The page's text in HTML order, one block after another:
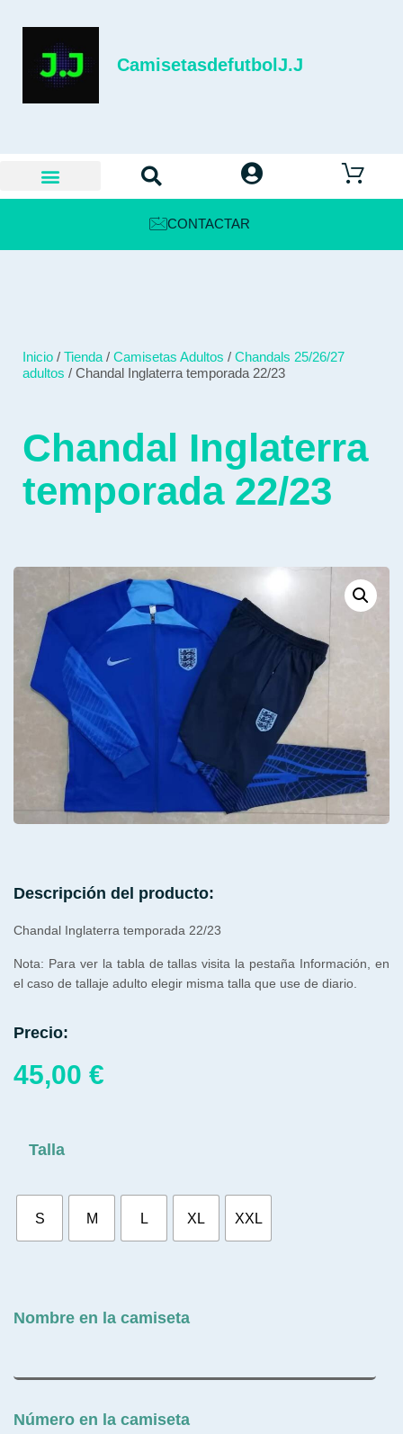
CamisetasdefutbolJ.J
CONTACTAR
Inicio / Tienda / Camisetas Adultos / Chandals 25/26/27
adultos / Chandal Inglaterra temporada 22/23
Chandal Inglaterra
temporada 22/23
Descripción del producto:
Chandal Inglaterra temporada 22/23
Nota: Para ver la tabla de tallas visita la pestaña Información, en
el caso de tallaje adulto elegir misma talla que use de diario.
Precio:
45,00 €
Talla
S M L XL XXL
Nombre en la camiseta
Número en la camiseta